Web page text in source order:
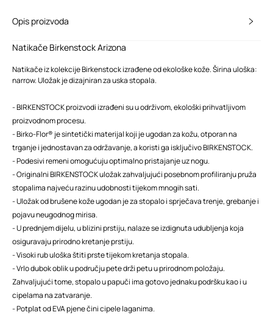
Opis proizvoda
Natikače Birkenstock Arizona
Natikače iz kolekcije Birkenstock izrađene od ekološke kože. Širina uloška:
narrow. Uložak je dizajniran za uska stopala.
- BIRKENSTOCK proizvodi izrađeni su u održivom, ekološki prihvatljivom
proizvodnom procesu.
- Birko-Flor® je sintetički materijal koji je ugodan za kožu, otporan na
trganje i jednostavan za održavanje, a koristi ga isključivo BIRKENSTOCK.
- Podesivi remeni omogućuju optimalno pristajanje uz nogu.
- Originalni BIRKENSTOCK uložak zahvaljujući posebnom profiliranju pruža
stopalima najveću razinu udobnosti tijekom mnogih sati.
- Uložak od brušene kože ugodan je za stopalo i sprječava trenje, grebanje i
pojavu neugodnog mirisa.
- U prednjem dijelu, u blizini prstiju, nalaze se izdignuta udubljenja koja
osiguravaju prirodno kretanje prstiju.
- Visoki rub uloška štiti prste tijekom kretanja stopala.
- Vrlo dubok oblik u području pete drži petu u prirodnom položaju.
Zahvaljujući tome, stopalo u papuči ima gotovo jednaku podršku kao i u
cipelama na zatvaranje.
- Potplat od EVA pjene čini cipele laganima.